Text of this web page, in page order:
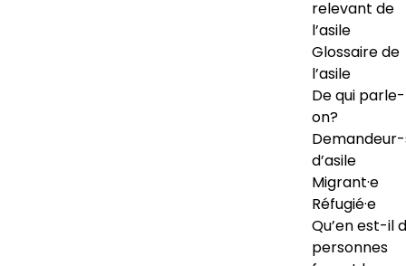
relevant de
l’asile
Glossaire de
l’asile
De qui
on?
d’asile
Migrant·e
Réfugié·e
Qu’en est-il
personnes